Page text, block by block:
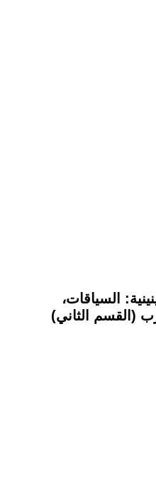
السياقات،
(القسم الثاني)